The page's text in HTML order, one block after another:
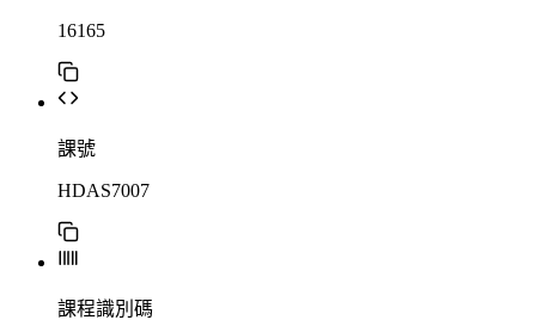
16165
課號
HDAS7007
課程識別碼